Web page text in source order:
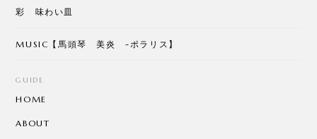
彩 味わい皿
MUSIC【馬頭琴 美炎 -ポラリス】
GUIDE
HOME
ABOUT